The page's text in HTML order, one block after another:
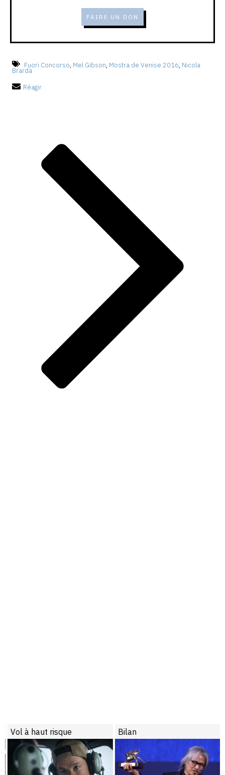
FAIRE UN DON
Fuori Concorso Mel Gibson Mostra de Venise 2016 Nicola
Brarda
Réagir
Vol à haut risque Bilan